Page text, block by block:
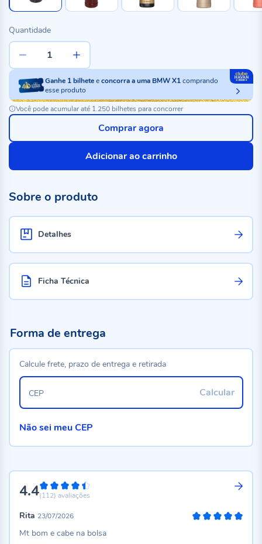
Quantidade
Ganhe 1bilheteeconcorra a uma BMW X1comprando
esse produto
Você pode acumular até 1.250 bilhetes para concorrer
Adicionar ao carrinho
Comprar agora
Sobre o produto
Detalhes
Ficha Técnica
4.488%
(112) avaliações
Rita 23/07/2026
Mt bom e cabe na bolsa
Forma de entrega
Calcule frete, prazo de entrega e retirada
Calcular
CEP
Não sei meu CEP